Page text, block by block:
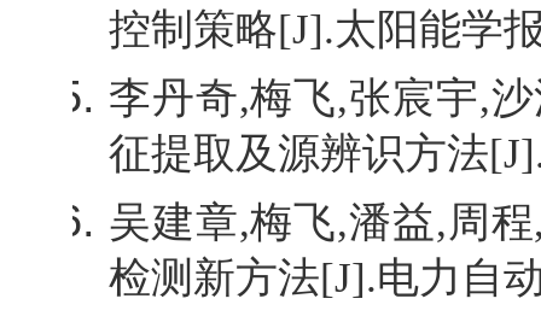
控制策略[J].太阳能学
李丹奇,梅飞,张宸宇,
征提取及源辨识方法
吴建章,梅飞,潘益,周程
检测新方法[J].电力自